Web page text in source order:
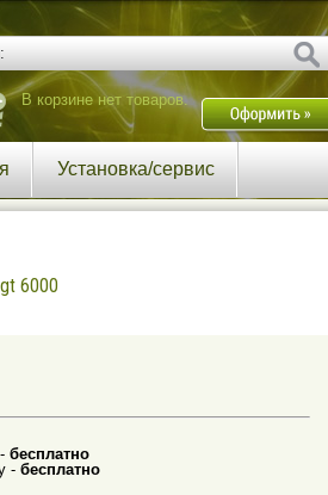
В корзине нет товаров.
Установка/сервис
6000
бесплатно
- бесплатно